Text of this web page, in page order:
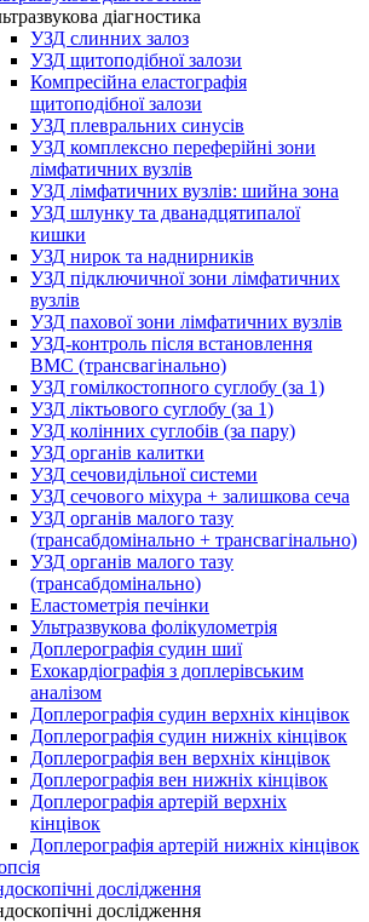
діагностика
УЗД слинних залоз
УЗД щитоподібної залози
Компресійна еластографія
щитоподібної залози
УЗД плевральних синусів
УЗД комплексно переферійні зони
лімфатичних вузлів
УЗД лімфатичних вузлів: шийна зона
УЗД шлунку та дванадцятипалої
кишки
УЗД нирок та наднирників
УЗД підключичної зони лімфатичних
вузлів
УЗД пахової зони лімфатичних вузлів
УЗД-контроль після встановлення
ВМС (трансвагінально)
УЗД гомілкостопного суглобу (за 1)
УЗД ліктьового суглобу (за 1)
УЗД колінних суглобів (за пару)
УЗД органів калитки
УЗД сечовидільної системи
УЗД сечового міхура + залишкова сеча
УЗД органів малого тазу
(трансабдомінально + трансвагінально)
УЗД органів малого тазу
(трансабдомінально)
Еластометрія печінки
Ультразвукова фолікулометрія
Доплерографія судин шиї
Ехокардіографія з доплерівським
аналізом
Доплерографія судин верхніх кінцівок
Доплерографія судин нижніх кінцівок
Доплерографія вен верхніх кінцівок
Доплерографія вен нижніх кінцівок
Доплерографія артерій верхніх
кінцівок
Доплерографія артерій нижніх кінцівок
дослідження
дослідження